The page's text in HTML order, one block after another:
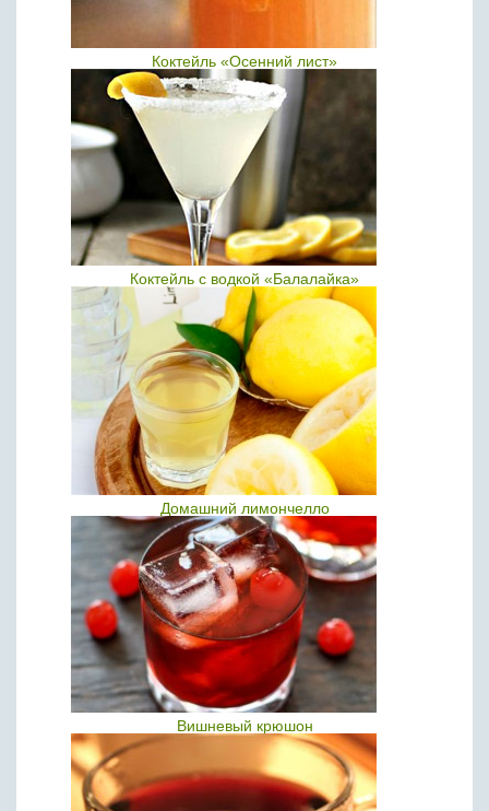
Коктейль «Осенний лист»
Коктейль с водкой «Балалайка»
Домашний лимончелло
Вишневый крюшон